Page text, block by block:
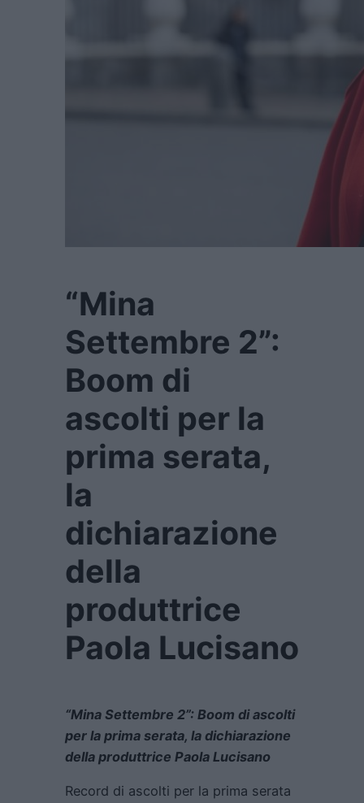
“Mina
Settembre 2”:
Boom di
ascolti per la
prima serata,
la
dichiarazione
della
produttrice
Paola Lucisano
“Mina Settembre 2”: Boom di ascolti
per la prima serata, la dichiarazione
della produttrice Paola Lucisano
Record di ascolti per la prima serata